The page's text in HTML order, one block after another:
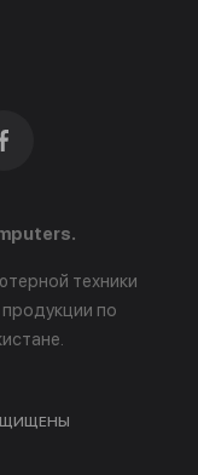
техники
по